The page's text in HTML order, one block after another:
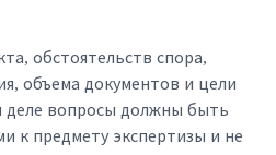
обстоятельств спора,
объема документов и цели
деле вопросы должны быть
к предмету экспертизы и не